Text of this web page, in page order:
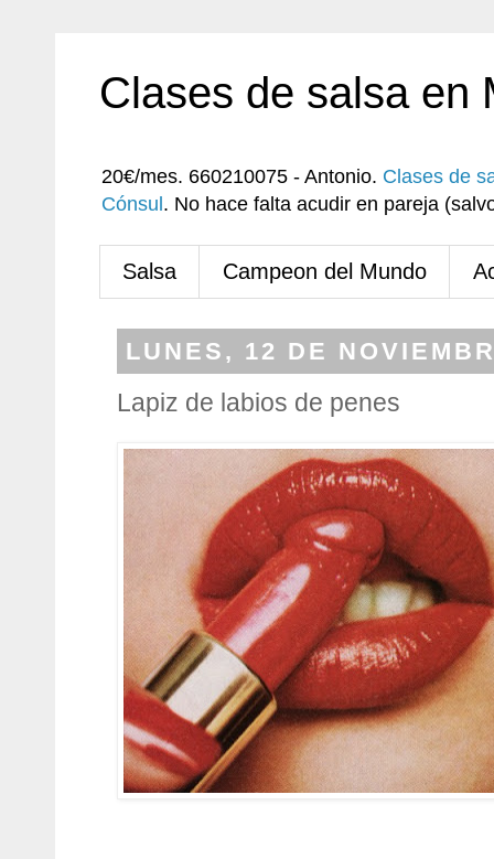
Clases de salsa en
20€/mes. 660210075 - Antonio. Clases de
Cónsul . No hace falta acudir en pareja
Salsa Campeon del Mundo
LUNES, 12 DE
Lapiz de labios de penes